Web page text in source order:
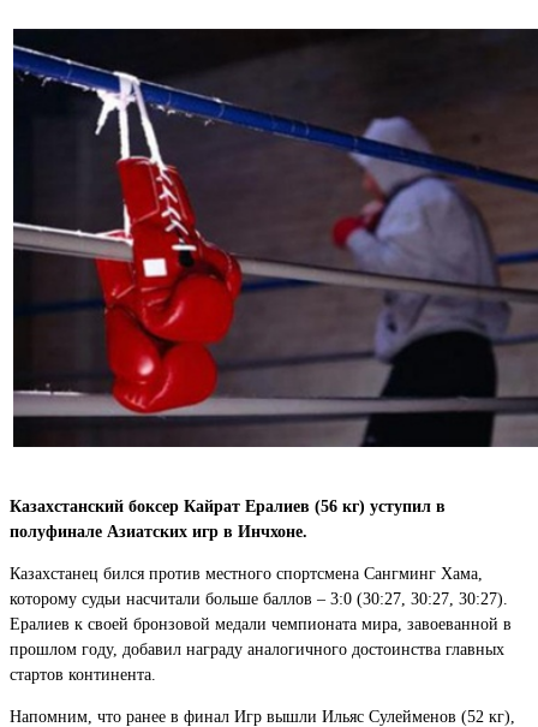
Казахстанский боксер Кайрат Ералиев (56 кг) уступил в
полуфинале Азиатских игр в Инчхоне.
Казахстанец бился против местного спортсмена Сангминг Хама,
которому судьи насчитали больше баллов – 3:0 (30:27, 30:27, 30:27).
Ералиев к своей бронзовой медали чемпионата мира, завоеванной в
прошлом году, добавил награду аналогичного достоинства главных
стартов континента.
Напомним, что ранее в финал Игр вышли Ильяс Сулейменов (52 кг),